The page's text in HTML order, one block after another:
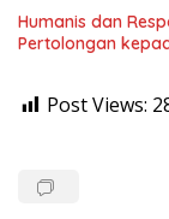
Humanis dan
Pertolongan
Post Views: